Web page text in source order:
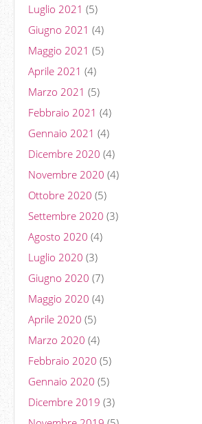
Luglio 2021 (5)
Giugno 2021 (4)
Maggio 2021 (5)
Aprile 2021 (4)
Marzo 2021 (5)
Febbraio 2021 (4)
Gennaio 2021 (4)
Dicembre 2020 (4)
Novembre 2020 (4)
Ottobre 2020 (5)
Settembre 2020 (3)
Agosto 2020 (4)
Luglio 2020 (3)
Giugno 2020 (7)
Maggio 2020 (4)
Aprile 2020 (5)
Marzo 2020 (4)
Febbraio 2020 (5)
Gennaio 2020 (5)
Dicembre 2019 (3)